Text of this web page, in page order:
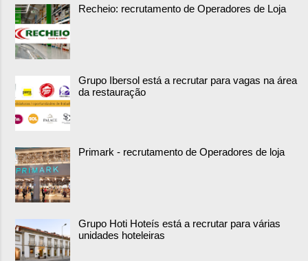
Recheio: recrutamento de Operadores de Loja
Grupo Ibersol está a recrutar para vagas na área
da restauração
Primark - recrutamento de Operadores de loja
Grupo Hoti Hoteís está a recrutar para várias
unidades hoteleiras